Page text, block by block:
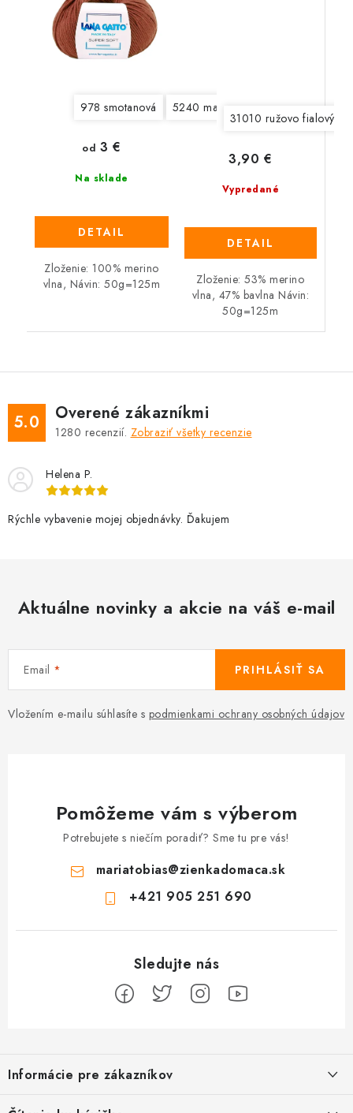
978 smotanová 5240 magenta 5281 veľmi svetlá
Na sklade
od 3 €
DETAIL
Zloženie: 100% merino
vlna, Návin: 50g=125m
31010 ružovo fialový
Vypredané
3,90 €
DETAIL
Zloženie: 53% merino
vlna, 47% bavlna Návin:
50g=125m
5.0 Overené zákazníkmi
1280 recenzií. Zobraziť všetky recenzie
Helena P.
Rýchle vybavenie mojej objednávky. Ďakujem
Aktuálne novinky a akcie na váš e-mail
Email
Vložením e-mailu súhlasíte s podmienkami ochrany osobných údajov
PRIHLÁSIŤ SA
Pomôžeme vám s výberom
Potrebujete s niečím poradiť? Sme tu pre vás!
mariatobias@zienkadomaca.sk
+421 905 251 690
p
ä
Informácie pre zákazníkov
Ako sa registrovať